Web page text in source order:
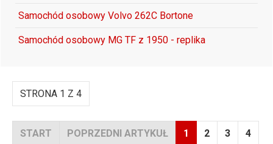
Samochód osobowy Volvo 262C Bortone
Samochód osobowy MG TF z 1950 - replika
STRONA 1 Z 4
START POPRZEDNI ARTYKUŁ 1 2 3 4